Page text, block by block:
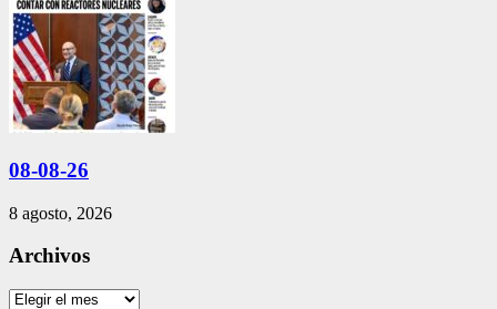
08-08-26
8 agosto, 2026
Archivos
Archivos